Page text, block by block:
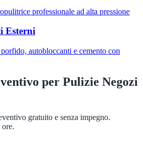
professionale ad alta pressione
Esterni
autobloccanti e cemento con
per Pulizie Negozi
gratuito e senza impegno.
ore.